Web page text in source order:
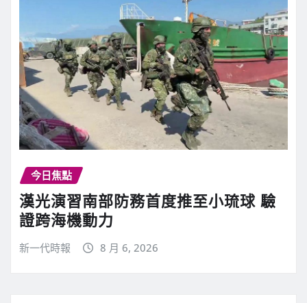
今日焦點
漢光演習南部防務首度推至小琉球 驗
證跨海機動力
新一代時報 8 月 6, 2026